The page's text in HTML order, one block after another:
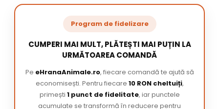
Program de fidelizare
CUMPERI MAI MULT, PLĂTEȘTI MAI PUȚIN LA
URMĂTOAREA COMANDĂ
Pe eHranaAnimale.ro, fiecare comandă te ajută să
economisești. Pentru fiecare 10 RON cheltuiți,
primești 1 punct de fidelitate, iar punctele
acumulate se transformă în reducere pentru